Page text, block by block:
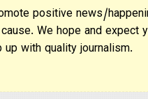
positive news/
We hope and expect
with quality journalism.